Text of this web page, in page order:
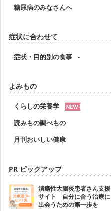
糖尿病のみなさんへ
症状に合わせて
症状・目的別の食事
よみもの
くらしの栄養学
読みもの調べもの
月刊おいしい健康
PR ピックアップ
潰瘍性大腸炎患者さん支援
サイト 自分に合う治療に
出会うための第一歩を